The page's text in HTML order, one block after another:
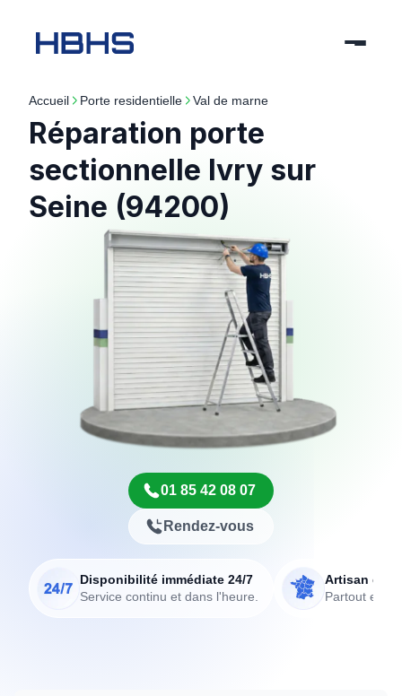
Accueil porte residentielle val de marne
Réparation porte
sectionnelle Ivry sur
Seine (94200)
01 85 42 08 07
Rendez-vous
Disponibilité immédiate 24/7
Service continu et dans l'heure.
Artisan de
Partout en